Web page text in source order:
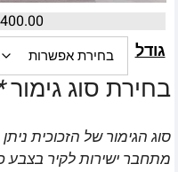
400.00
גודל
בחירת סוג גימור
סוג הגימור של הזכוכית
מתחבר ישירות לקיר בצבע